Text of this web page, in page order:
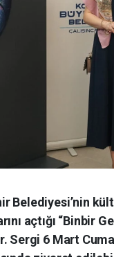
Belediyesi’nin
açtığı
Sergi 6 Mart